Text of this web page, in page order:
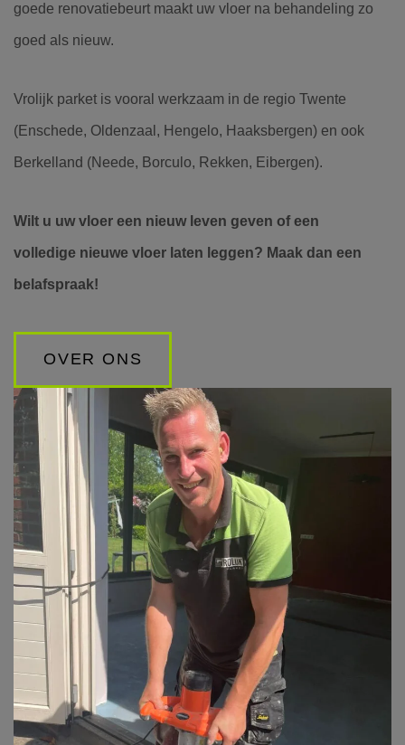
goede renovatiebeurt maakt uw vloer na behandeling zo
goed als nieuw.
Vrolijk parket is vooral werkzaam in de regio Twente
(Enschede, Oldenzaal, Hengelo, Haaksbergen) en ook
Berkelland (Neede, Borculo, Rekken, Eibergen).
Wilt u uw vloer een nieuw leven geven of een
volledige nieuwe vloer laten leggen? Maak dan een
belafspraak!
OVER ONS